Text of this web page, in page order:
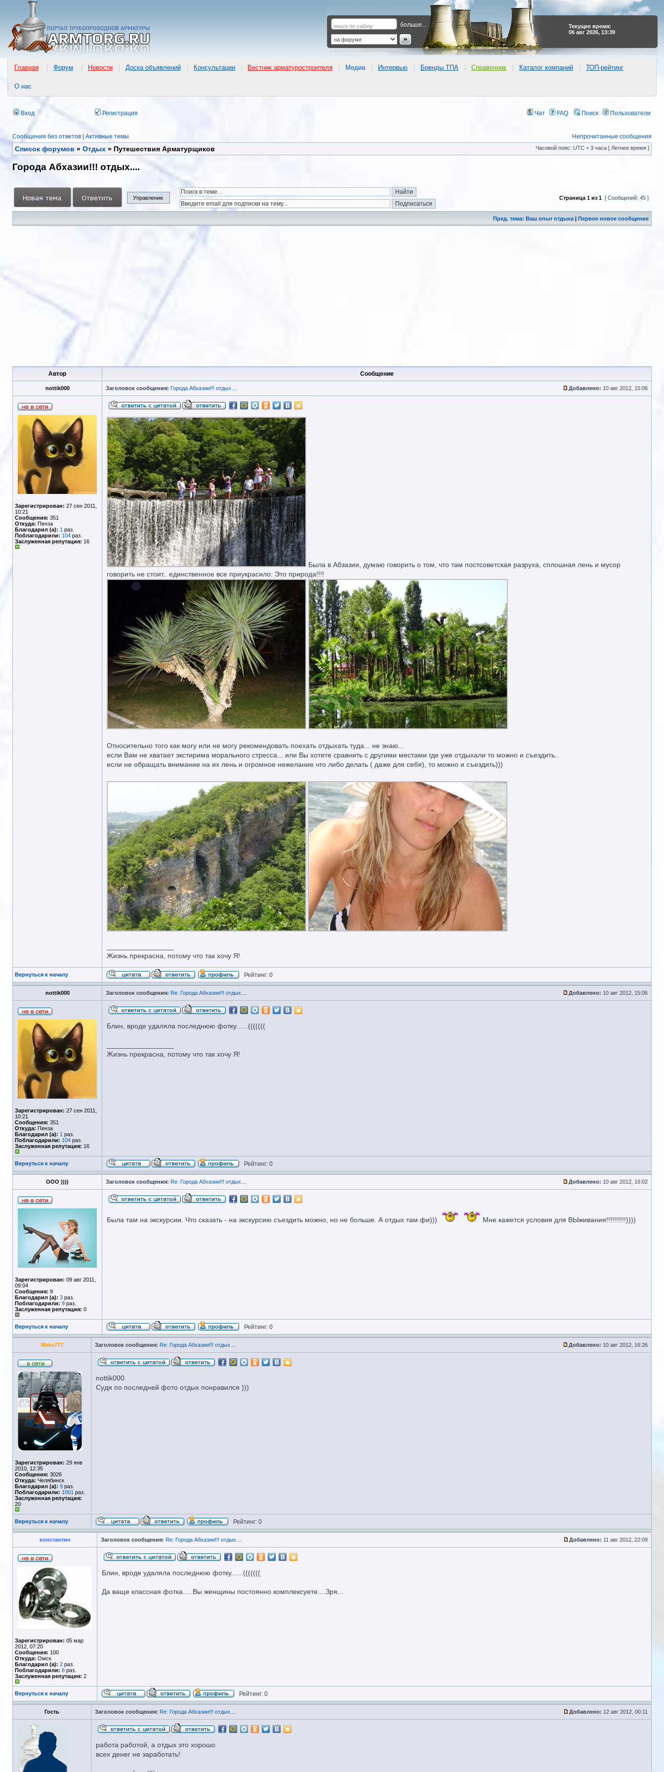
больше...
Текущее время:
06 авг 2026, 13:39
Главная Форум Новости Доска объявлений Консультации Вестник арматуростроителя Медиа Интервью Бренды ТПА Справочник Каталог компаний ТОП-рейтинг
О нас
Вход Регистрация Чат FAQ Поиск Пользователи
Сообщения без ответов | Активные темы Непрочитанные сообщения
Список форумов » Отдых » Путешествия Арматурщиков Часовой пояс: UTC + 3 часа [ Летнее время ]
Города Абхазии!!! отдых....
Управление Страница 1 из 1 [ Сообщений: 45 ]
Пред. тема: Ваш опыт отдыха | Первое новое сообщение
Автор Сообщение
nottik000 Заголовок сообщения: Города Абхазии!!! отдых.... Добавлено: 10 авг 2012, 15:06
Зарегистрирован: 27 сен 2011,
10:21
Сообщения: 351
Откуда: Пенза
Благодарил (а): 1 раз.
Поблагодарили: 104 раз.
Заслуженная репутация: 16
Была в Абзазии, думаю говорить о том, что там постсоветская разруха, сплошная лень и мусор
говорить не стоит.. единственное все приукрасило: Это природа!!!!
Относительно того как могу или не могу рекомендовать поехать отдыхать туда... не знаю...
если Вам не хватает экстирима морального стресса... или Вы хотите сравнить с другими местами где уже отдыхали то можно и съездить..
если не обращать внимание на их лень и огромное нежелание что либо делать ( даже для себя), то можно и съездить)))
Жизнь прекрасна, потому что так хочу Я!
Вернуться к началу Рейтинг: 0
nottik000 Заголовок сообщения: Re: Города Абхазии!!! отдых.... Добавлено: 10 авг 2012, 15:06
Зарегистрирован: 27 сен 2011,
10:21
Сообщения: 351
Откуда: Пенза
Благодарил (а): 1 раз.
Поблагодарили: 104 раз.
Заслуженная репутация: 16
Блин, вроде удаляла последнюю фотку......(((((((
Жизнь прекрасна, потому что так хочу Я!
Вернуться к началу Рейтинг: 0
ООО )))) Заголовок сообщения: Re: Города Абхазии!!! отдых.... Добавлено: 10 авг 2012, 16:02
Зарегистрирован: 09 авг 2011,
09:04
Сообщения: 9
Благодарил (а): 3 раз.
Поблагодарили: 9 раз.
Заслуженная репутация: 0
Была там на экскурсии. Что сказать - на экскурсию съездить можно, но не больше. А отдых там фи))) Мне кажется условия для ВЫживания!!!!!!!!!!))))
Вернуться к началу Рейтинг: 0
Maks777 Заголовок сообщения: Re: Города Абхазии!!! отдых.... Добавлено: 10 авг 2012, 16:26
Зарегистрирован: 29 янв
2010, 12:35
Сообщения: 3026
Откуда: Челябинск
Благодарил (а): 9 раз.
Поблагодарили: 1001 раз.
Заслуженная репутация:
20
nottik000
Судя по последней фото отдых понравился )))
Вернуться к началу Рейтинг: 0
константин Заголовок сообщения: Re: Города Абхазии!!! отдых.... Добавлено: 11 авг 2012, 22:09
Зарегистрирован: 05 мар
2012, 07:20
Сообщения: 100
Откуда: Омск
Благодарил (а): 2 раз.
Поблагодарили: 8 раз.
Заслуженная репутация: 2
Блин, вроде удаляла последнюю фотку......(((((((
Да ваще классная фотка.....Вы женщины постоянно комплексуете....Зря...
Вернуться к началу Рейтинг: 0
Гость Заголовок сообщения: Re: Города Абхазии!!! отдых.... Добавлено: 12 авг 2012, 00:11
работа работой, а отдых это хорошо
всех денег не заработать!